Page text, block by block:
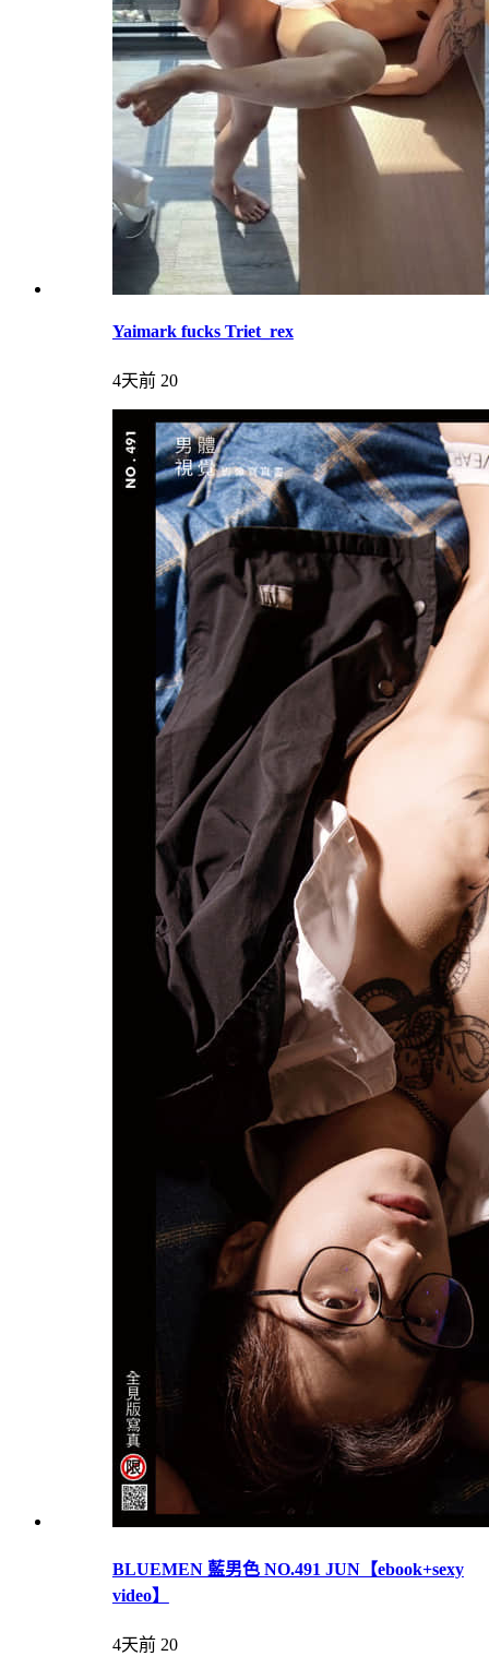
Yaimark fucks Triet_rex
4天前 20
BLUEMEN 藍男色 NO.491 JUN【ebook+sexy
video】
4天前 20